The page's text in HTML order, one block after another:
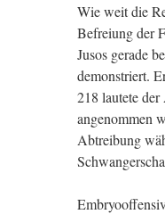
Wie weit die
Befreiung der
Jusos gerade
demonstriert.
218 lautete
angenommen
Abtreibung